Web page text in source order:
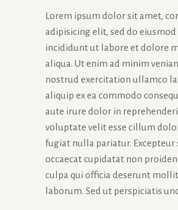
Lorem ipsum dolor sit amet,
adipisicing elit, sed do
incididunt ut labore et dolore
aliqua. Ut enim ad minim
nostrud exercitation ullamco
aliquip ex ea commodo
aute irure dolor in
voluptate velit esse cillum
fugiat nulla pariatur. Excepteur
occaecat cupidatat non
culpa qui officia deserunt
laborum. Sed ut perspiciatis